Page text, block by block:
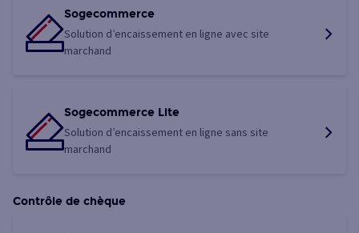
Sogecommerce
Solution d’encaissement en ligne avec site
marchand
Sogecommerce Lite
Solution d’encaissement en ligne sans site
marchand
Contrôle de chèque